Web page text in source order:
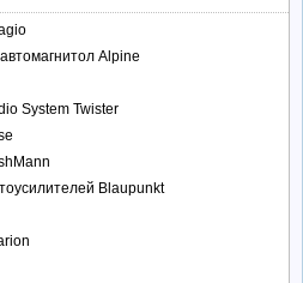
Alpine
System Twister
Blaupunkt